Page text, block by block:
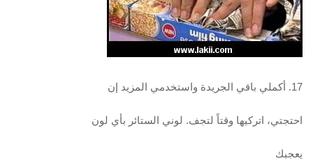
17. أكملي باقي الجريدة واستخدمي المزيد إن
احتجتي، اتركيها وقتاً لتجف. لوني الستائر بأي لون
يعجبك